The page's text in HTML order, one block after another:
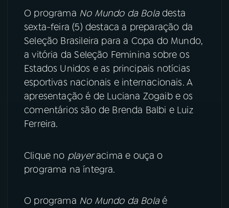
08FESTIVAL DE MÚSICA
ACOMPANHE A RÁDIO NACIONAL
YouTube Facebook
Instagram X
TikTok
O programa No Mundo da Boladesta
sexta-feira (5) destaca a preparação da
Seleção Brasileira para a Copa do Mundo,
a vitória da Seleção Feminina sobre os
Estados Unidos e as principais notícias
esportivas nacionais e internacionais. A
apresentação é de Luciana Zogaib e os
comentários são de Brenda Balbi e Luiz
Ferreira.
Clique no playeracima e ouça o
programa na íntegra.
O programa No Mundo da Bolaé